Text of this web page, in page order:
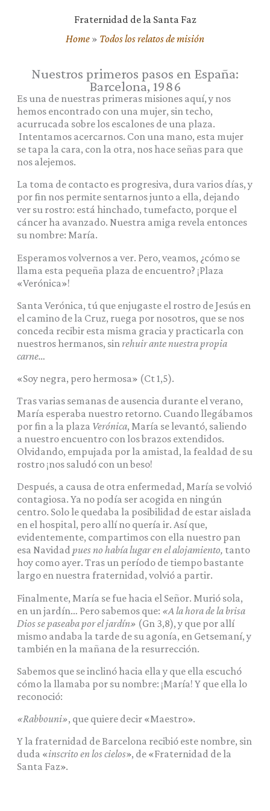
Fraternidad de la Santa Faz
Home » Todos los relatos de misión
Nuestros primeros pasos en España:
Barcelona, 1986
Es una de nuestras primeras misiones aquí, y nos
hemos encontrado con una mujer, sin techo,
acurrucada sobre los escalones de una plaza.
Intentamos acercarnos. Con una mano, esta mujer
se tapa la cara, con la otra, nos hace señas para que
nos alejemos.
La toma de contacto es progresiva, dura varios días, y
por fin nos permite sentarnos junto a ella, dejando
ver su rostro: está hinchado, tumefacto, porque el
cáncer ha avanzado. Nuestra amiga revela entonces
su nombre: María.
Esperamos volvernos a ver. Pero, veamos, ¿cómo se
llama esta pequeña plaza de encuentro? ¡Plaza
«Verónica»!
Santa Verónica, tú que enjugaste el rostro de Jesús en
el camino de la Cruz, ruega por nosotros, que se nos
conceda recibir esta misma gracia y practicarla con
nuestros hermanos, sin rehuir ante nuestra propia
carne…
«Soy negra, pero hermosa» (Ct 1,5).
Tras varias semanas de ausencia durante el verano,
María esperaba nuestro retorno. Cuando llegábamos
por fin a la plaza Verónica, María se levantó, saliendo
a nuestro encuentro con los brazos extendidos.
Olvidando, empujada por la amistad, la fealdad de su
rostro ¡nos saludó con un beso!
Después, a causa de otra enfermedad, María se volvió
contagiosa. Ya no podía ser acogida en ningún
centro. Solo le quedaba la posibilidad de estar aislada
en el hospital, pero allí no quería ir. Así que,
evidentemente, compartimos con ella nuestro pan
esa Navidad pues no había lugar en el alojamiento, tanto
hoy como ayer. Tras un período de tiempo bastante
largo en nuestra fraternidad, volvió a partir.
Finalmente, María se fue hacia el Señor. Murió sola,
en un jardín… Pero sabemos que: «A la hora de la brisa
Dios se paseaba por el jardín» (Gn 3,8), y que por allí
mismo andaba la tarde de su agonía, en Getsemaní, y
también en la mañana de la resurrección.
Sabemos que se inclinó hacia ella y que ella escuchó
cómo la llamaba por su nombre: ¡María! Y que ella lo
reconoció:
«Rabbouni», que quiere decir «Maestro».
Y la fraternidad de Barcelona recibió este nombre, sin
duda «inscrito en los cielos», de «Fraternidad de la
Santa Faz».